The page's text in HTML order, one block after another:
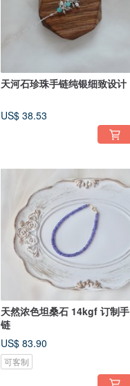
天河石珍珠手链纯银细致设计
US$ 38.53
天然浓色坦桑石 14kgf 订制手
链
US$ 83.90
可客制